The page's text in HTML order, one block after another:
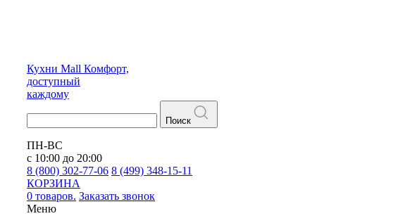
Кухни Mall Комфорт,
доступный
каждому
Поиск
ПН-ВС
с 10:00 до 20:00
8 (800) 302-77-06 8 (499) 348-15-11
КОРЗИНА
0 товаров. Заказать звонок
Меню